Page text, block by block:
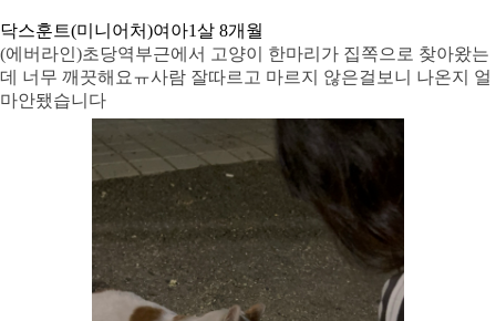
닥스훈트(미니어처)여아1살 8개월
(에버라인)초당역부근에서 고양이 한마리가 집쪽으로 찾아왔는
데 너무 깨끗해요ㅠ사람 잘따르고 마르지 않은걸보니 나온지 얼
마안됐습니다